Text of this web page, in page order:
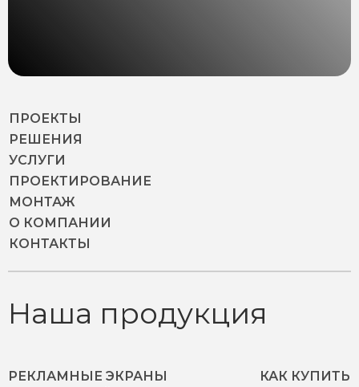
ПРОЕКТЫ
РЕШЕНИЯ
УСЛУГИ
ПРОЕКТИРОВАНИЕ
МОНТАЖ
О КОМПАНИИ
КОНТАКТЫ
Наша продукция
РЕКЛАМНЫЕ ЭКРАНЫ
КАК КУПИТЬ